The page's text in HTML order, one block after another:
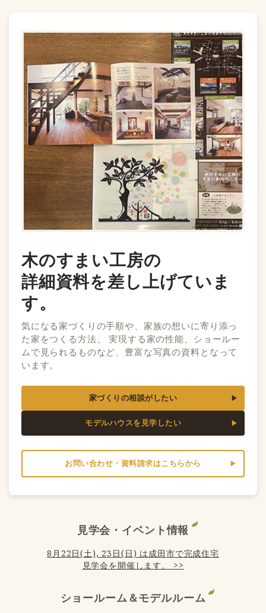
木のすまい工房の
詳細資料を差し上げていま
す。
気になる家づくりの手順や、家族の想いに寄り添っ
た家をつくる方法、 実現する家の性能、ショールー
ムで見られるものなど、豊富な写真の資料となって
います。
家づくりの相談がしたい
モデルハウスを見学したい
お問い合わせ・資料請求はこちらから
見学会・イベント情報
8月22日(土), 23日(日) は成田市で完成住宅
見学会を開催します。 >>
ショールーム＆モデルルーム